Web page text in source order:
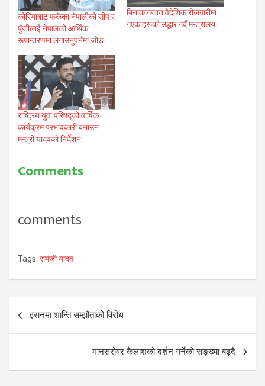
कोरियाबाट फर्केका नेपालीको सीप र
पुँजीलाई नेपालको आर्थिक
रूपान्तरणमा लगाउनुपर्नेमा जोड
बिनाकागजात वैदेशिक रोजगारीमा
गएकाहरूको उद्धार गर्दै मन्त्रालय
राष्ट्रिय युवा परिषद्को वार्षिक
कार्यक्रम प्रभावकारी बनाउन
मन्त्री यादवको निर्देशन
Comments
comments
Tags: रामजी यादव
Post
navigation
इरानमा शान्ति सम्झौताको विरोध
मानसरोवर कैलाशको दर्शन गर्नेको सङ्ख्या बढ्दै